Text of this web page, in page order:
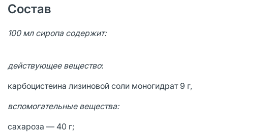
Состав
100 мл сиропа содержит:
действующее вещество:
карбоцистеина лизиновой соли моногидрат 9 г,
вспомогательные вещества:
сахароза — 40 г;